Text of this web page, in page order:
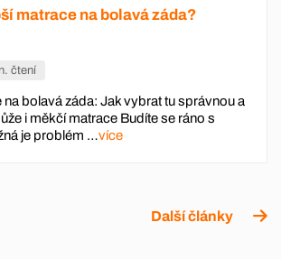
matrace na bolavá záda?
čtení
na bolavá záda: Jak vybrat tu správnou a
i měkčí matrace Budíte se ráno s
je problém …více
Další články